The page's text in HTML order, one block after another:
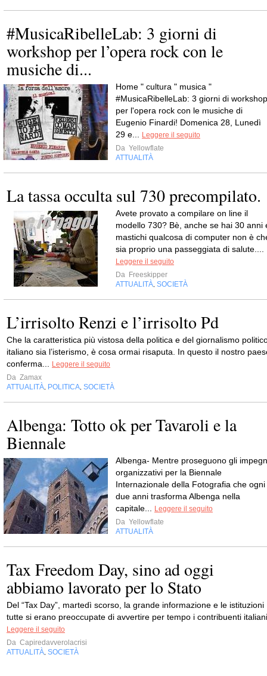
#MusicaRibelleLab: 3 giorni di
workshop per l’opera rock con le
musiche di...
Home " cultura " musica "
#MusicaRibelleLab: 3 giorni di workshop
per l'opera rock con le musiche di
Eugenio Finardi! Domenica 28, Lunedì
29 e...
Leggere il seguito
Da Yellowflate
ATTUALITÀ
La tassa occulta sul 730 precompilato.
Avete provato a compilare on line il
modello 730? Bè, anche se hai 30 anni
mastichi qualcosa di computer non è
sia proprio una passeggiata di salute....
Leggere il seguito
Da Freeskipper
ATTUALITÀ SOCIETÀ
L’irrisolto Renzi e l’irrisolto Pd
Che la caratteristica più vistosa della politica e del giornalismo
italiano sia l’isterismo, è cosa ormai risaputa. In questo il nostro
conferma...
Leggere il seguito
Da Zamax
ATTUALITÀ POLITICA SOCIETÀ
Albenga: Totto ok per Tavaroli e la
Biennale
Albenga- Mentre proseguono gli
organizzativi per la Biennale
Internazionale della Fotografia che ogni
due anni trasforma Albenga nella
capitale...
Leggere il seguito
Da Yellowflate
ATTUALITÀ
Tax Freedom Day, sino ad oggi
abbiamo lavorato per lo Stato
Del “Tax Day”, martedì scorso, la grande informazione e le istituzioni
tutte si erano preoccupate di avvertire per tempo i contribuenti
Leggere il seguito
Da Capiredavverolacrisi
ATTUALITÀ SOCIETÀ